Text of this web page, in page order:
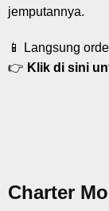
jemputannya.
📱 Langsung
👉 Klik di sini
Charter